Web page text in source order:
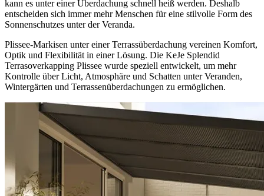
kann es unter einer Überdachung schnell heiß werden. Deshalb
entscheiden sich immer mehr Menschen für eine stilvolle Form des
Sonnenschutzes unter der Veranda.
Plissee-Markisen unter einer Terrassüberdachung vereinen Komfort,
Optik und Flexibilität in einer Lösung. Die KeJe Splendid
Terrasoverkapping Plissee wurde speziell entwickelt, um mehr
Kontrolle über Licht, Atmosphäre und Schatten unter Veranden,
Wintergärten und Terrassenüberdachungen zu ermöglichen.